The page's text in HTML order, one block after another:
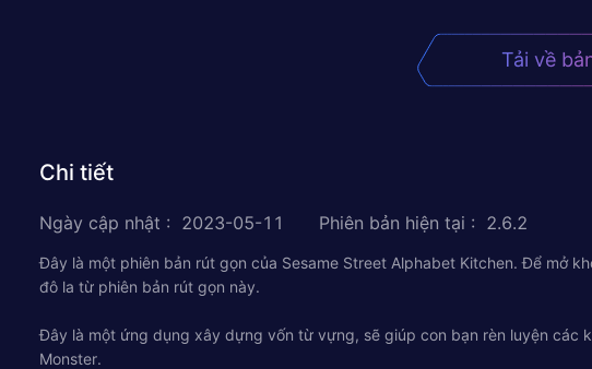
Tải về
Chi tiết
Ngày cập nhật : 2023-05-11 Phiên bản hiện tại : 2.6.2
Đây là một phiên bản rút gọn của Sesame Street Alphabet Kitchen. Để mở
đô la từ phiên bản rút gọn này.
Đây là một ứng dụng xây dựng vốn từ vựng, sẽ giúp con bạn rèn luyện
Monster.